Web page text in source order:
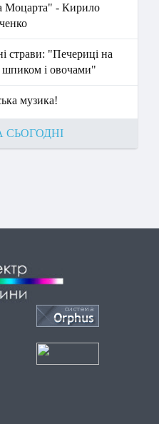
Моцарта" - Кирило
страви: "Печериці на
шпиком і овочами"
музика!
СЬОГОДНІ